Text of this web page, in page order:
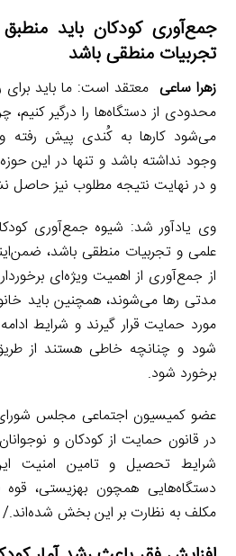
جمع‌آوری کودکان باید
تجربیات منطقی باشد
زهرا ساعی معتقد است: ما باید برای
محدودی از دستگاه‌ها را درگیر کنیم،
می‌شود کارها به کُندی پیش رفته
وجود نداشته باشد و تنها در این
و در نهایت نتیجه مطلوب نیز حاصل
وی یادآور شد: شیوه جمع‌آوری
علمی و تجربیات منطقی باشد،
از جمع‌آوری از اهمیت ویژه‌ای
مدتی رها می‌شوند، همچنین باید
مورد حمایت قرار گیرند و شرایط
شود و چنانچه خاطی هستند از
برخورد شود.
عضو کمیسیون اجتماعی مجلس شورای
در قانون حمایت از کودکان و
شرایط تحصیل و تامین امنیت
دستگاه‌هایی همچون بهزیستی، قوه
مکلف به نظارت بر این بخش شده‌اند./